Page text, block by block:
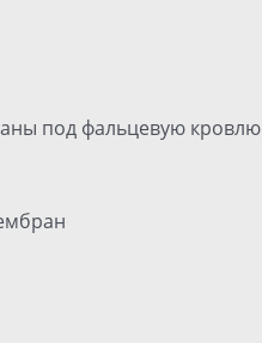
под фальцевую кровлю